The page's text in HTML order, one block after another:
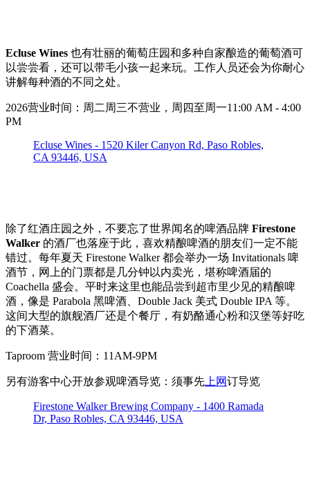
Ecluse Wines 也有壮丽的葡萄庄园和多种自家酿造的葡萄酒可
以尝尝看，还可以带毛小孩一起来玩。工作人员还会为你耐心
讲解每种酒的不同之处。
2026营业时间：周二周三不营业，周四至周一11:00 AM - 4:00
PM
Ecluse Wines - 1520 Kiler Canyon Rd, Paso Robles,
CA 93446, USA
除了红酒庄园之外，不要忘了世界闻名的啤酒品牌 Firestone
Walker 的酒厂也落座于此，喜欢精酿啤酒的朋友们一定不能
错过。每年夏天 Firestone Walker 都会举办一场 Invitationals 啤
酒节，网上的门票都是几分钟以内卖光，堪称啤酒届的
Coachella 盛会。平时来这里也能品尝到超市里少见的精酿啤
酒，像是 Parabola 黑啤酒、Double Jack 美式 Double IPA 等。
这间大型的旗舰酒厂还是个餐厅，有奶酪通心粉和汉堡等好吃
的下酒菜。
Taproom 营业时间：11AM-9PM
另有游客中心开放参观啤酒导览：须事先 上网订导览
Firestone Walker Brewing Company - 1400 Ramada
Dr, Paso Robles, CA 93446, USA